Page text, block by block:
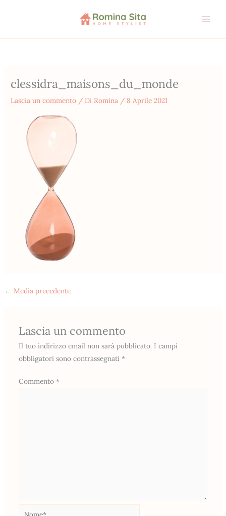
clessidra_maisons_du_monde
Lascia un commento / Di Romina / 8 Aprile 2021
← Media precedente
Lascia un commento
Il tuo indirizzo email non sarà pubblicato. I campi
obbligatori sono contrassegnati *
Commento *
Nome*